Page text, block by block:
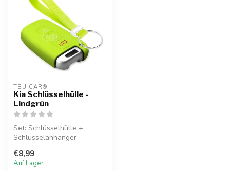
TBU CAR®
Kia Schlüsselhülle -
Lindgrün
Set: Schlüsselhülle +
Schlüsselanhänger
€8,99
Auf Lager